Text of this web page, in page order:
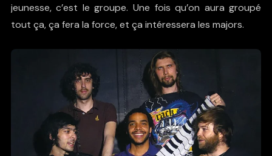
jeunesse, c’est le groupe. Une fois qu’on aura groupé
tout ça, ça fera la force, et ça intéressera les majors.